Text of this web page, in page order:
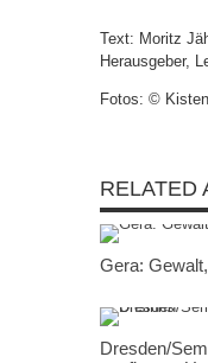
Text: Moritz
Herausgeber,
Fotos: ©
RELATED
Gera:
Dresden/